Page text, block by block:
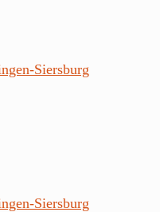
Siersburg
Siersburg